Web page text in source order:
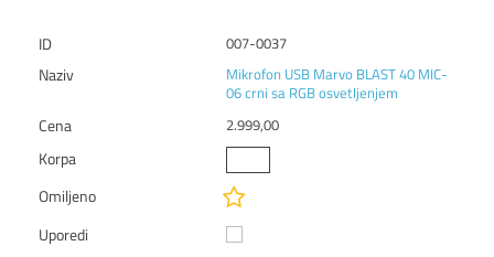
007-0037
Mikrofon USB Marvo BLAST 40 MIC-
06 crni sa RGB osvetljenjem
2.999,00